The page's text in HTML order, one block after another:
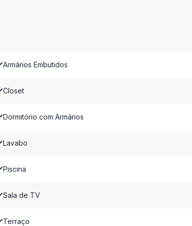
Armários Embutidos
Closet
Dormitório com Armários
Lavabo
Piscina
Sala de TV
Terraço